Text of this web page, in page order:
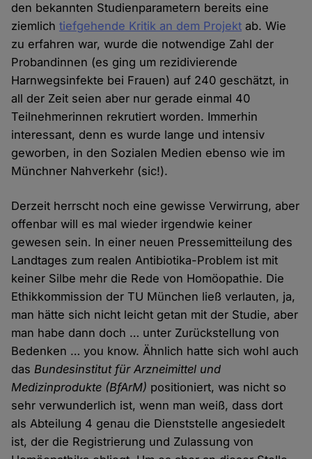
den bekannten Studienparametern bereits eine
ziemlichtiefgehende Kritik an dem Projekt ab. Wie
zu erfahren war, wurde die notwendige Zahl der
Probandinnen (es ging um rezidivierende
Harnwegsinfekte bei Frauen) auf 240 geschätzt, in
all der Zeit seien aber nur gerade einmal 40
Teilnehmerinnen rekrutiert worden. Immerhin
interessant, denn es wurde lange und intensiv
geworben, in den Sozialen Medien ebenso wie im
Münchner Nahverkehr (sic!).
Derzeit herrscht noch eine gewisse Verwirrung, aber
offenbar will es mal wieder irgendwie keiner
gewesen sein. In einer neuen Pressemitteilung des
Landtages zum realen Antibiotika-Problem ist mit
keiner Silbe mehr die Rede von Homöopathie. Die
Ethikkommission der TU München ließ verlauten, ja,
man hätte sich nicht leicht getan mit der Studie, aber
man habe dann doch … unter Zurückstellung von
Bedenken … you know. Ähnlich hatte sich wohl auch
dasBundesinstitut für Arzneimittel und
Medizinprodukte (BfArM) positioniert, was nicht so
sehr verwunderlich ist, wenn man weiß, dass dort
als Abteilung 4 genau die Dienststelle angesiedelt
ist, der die Registrierung und Zulassung von